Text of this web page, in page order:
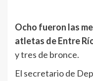
Ocho fueron las
atletas de Entre
y tres de bronce.
El secretario de